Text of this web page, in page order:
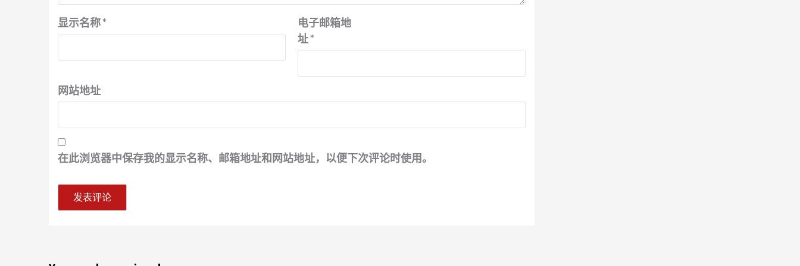
显示名称*
电子邮箱地
址*
网站地址
在此浏览器中保存我的显示名称、邮箱地址和网站地址，以便下次评论时使用。